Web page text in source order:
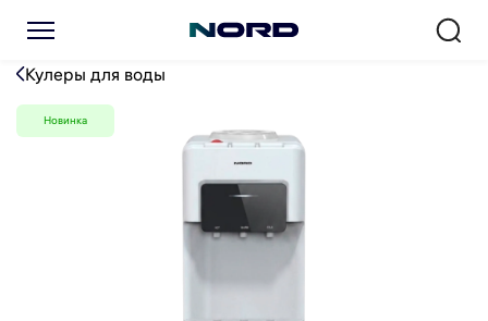
Кулер для воды NORD F 65
Кулеры для воды
Новинка